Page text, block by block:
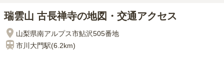
瑞雲山 古長禅寺の地図・交通アクセス
山梨県南アルプス市鮎沢505番地
市川大門駅(6.2km)